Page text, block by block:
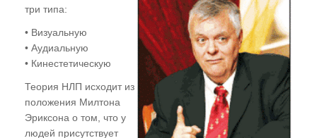
три типа:
• Визуальную
• Аудиальную
• Кинестетическую
Теория НЛП исходит из
положения Милтона
Эриксона о том, что у
людей присутствует